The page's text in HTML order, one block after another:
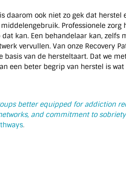
daarom ook niet zo gek dat herstel
Professionele
kan. Een behandelaar kan, zelfs
vervullen. Van onze Recovery
van de hersteltaart. Dat we
een beter begrip van herstel is
better equipped for addiction
and commitment to
.